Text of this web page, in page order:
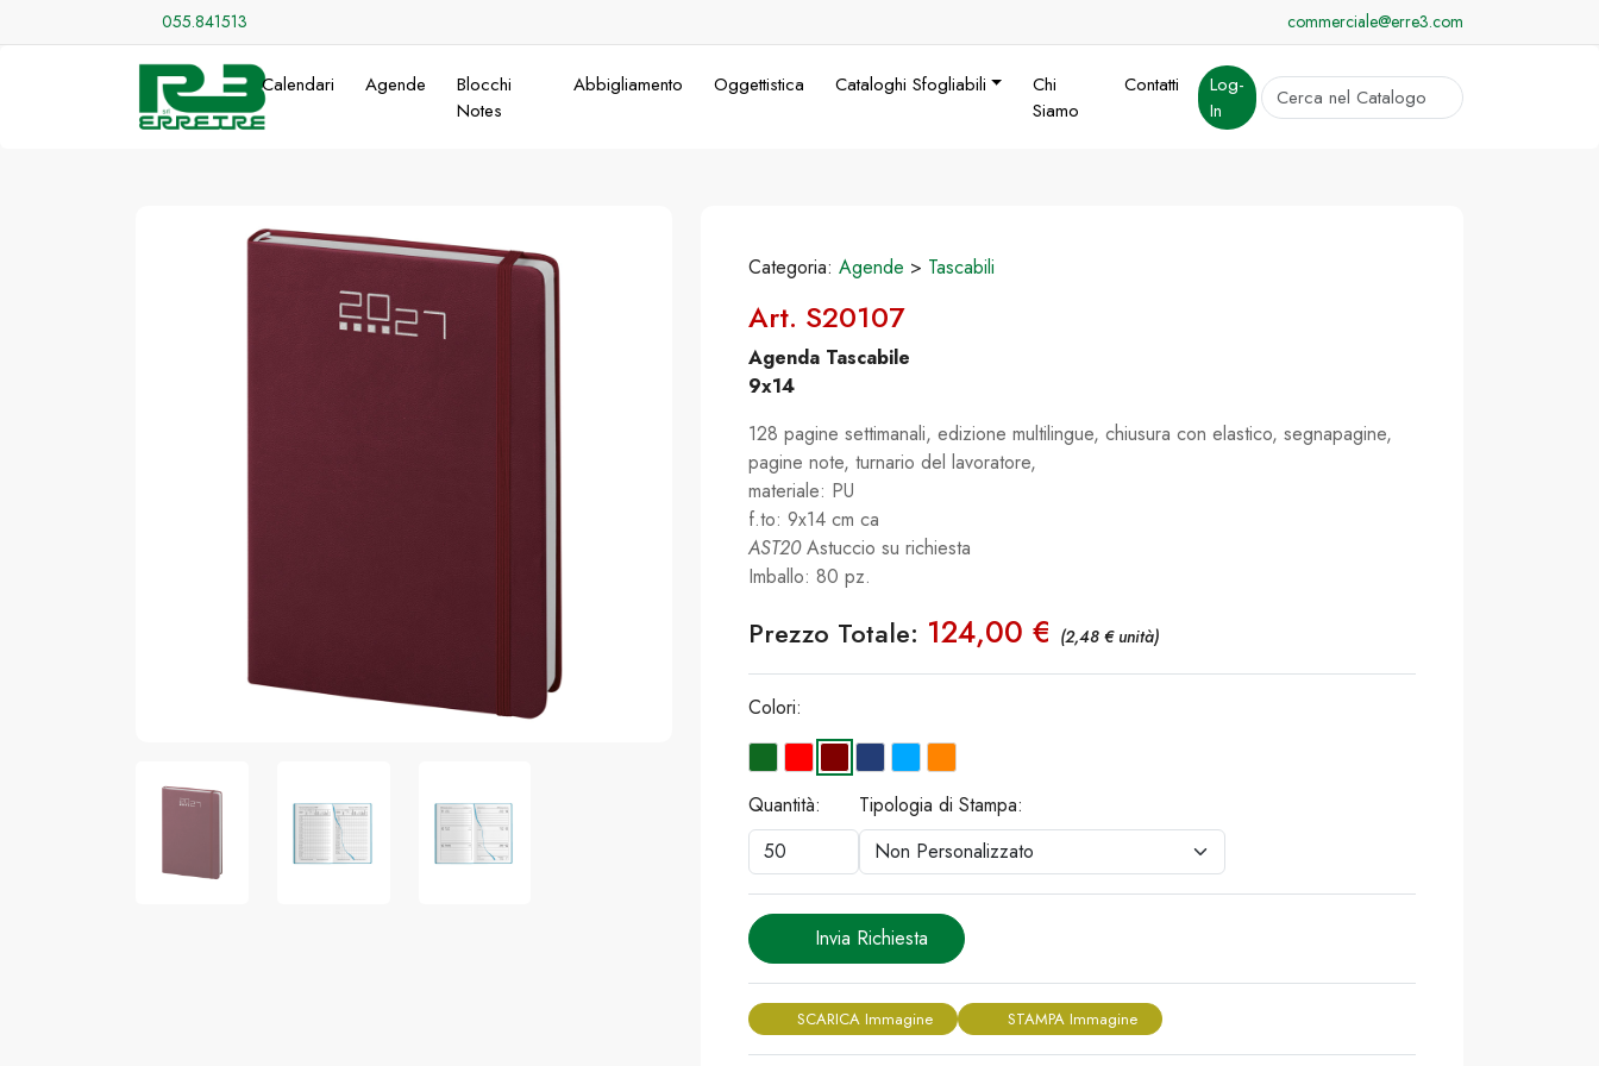
055.841513 commerciale@erre3.com
Calendari Agende
Blocchi
Notes
Abbigliamento Oggettistica Cataloghi Sfogliabili
Chi
Siamo
Contatti
Log-
In
cerca
Categoria: Agende > Tascabili
Art. S20107
Agenda Tascabile
9x14
128 pagine settimanali, edizione multilingue, chiusura con elastico, segnapagine,
pagine note, turnario del lavoratore,
materiale: PU
f.to: 9x14 cm ca
AST20Astuccio su richiesta
Imballo: 80 pz.
Prezzo Totale: 124,00 € (2,48 € unità)
Colori:
Quantità: Tipologia di Stampa:
Invia Richiesta
SCARICA Immagine STAMPA Immagine